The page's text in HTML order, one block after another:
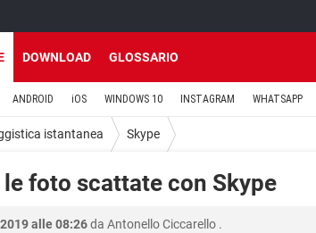
DOWNLOAD GLOSSARIO
ANDROID iOS WINDOWS 10 INSTAGRAM WHATSAPP
istantanea Skype
foto scattate con Skype
alle 08:26da Antonello Ciccarello .